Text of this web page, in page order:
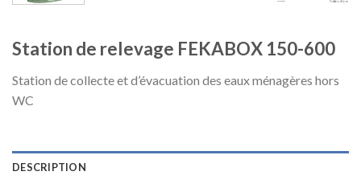
Station de relevage FEKABOX 150-600
Station de collecte et d’évacuation des eaux ménagères hors
WC
DESCRIPTION